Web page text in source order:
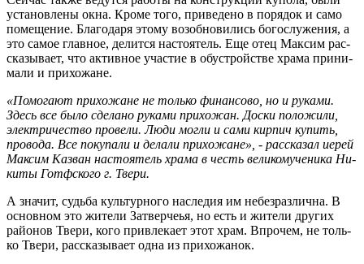
уста­нов­ле­ны окна. Кроме того, при­ве­де­но в по­ря­док и само
по­ме­ще­ние. Бла­го­да­ря этому воз­об­но­ви­лись бо­го­слу­же­ния, а
это самое глав­ное, де­лит­ся на­сто­я­тель. Еще отец Мак­сим рас­
ска­зы­ва­ет, что ак­тив­ное уча­стие в обу­строй­стве храма при­ни­
ма­ли и при­хо­жане.
«По­мо­га­ют прихожане не толь­ко фи­нан­со­во, но и ру­ка­ми.
Здесь все было сде­ла­но ру­ка­ми при­хо­жан. Доски по­ло­жи­ли,
элек­три­че­ство про­ве­ли. Люди могли и сами кир­пич ку­пить,
про­во­да. Все по­ку­па­ли и де­ла­ли при­хо­жане», - рассказал иерей
Мак­сим Казван на­сто­я­тель храма в честь ве­ли­ко­му­че­ни­ка Ни­
ки­ты Готф­ско­го г. Твери.
А зна­чит, судь­ба куль­тур­но­го на­сле­дия им небез­раз­лич­на. В
ос­нов­ном это жи­те­ли За­твер­чеья, но есть и жи­те­ли дру­гих
рай­о­нов Твери, кого при­вле­ка­ет этот храм. Впро­чем, не толь­
ко Твери, рас­ска­зы­ва­ет одна из при­хо­жа­нок.